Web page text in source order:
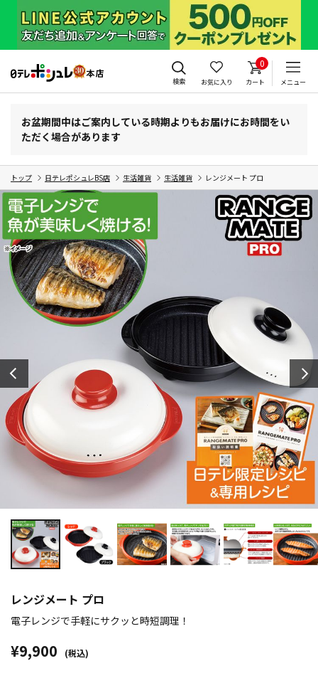
検索 お気に入り
0
カート メニュー
お盆期間中はご案内している時期よりもお届けにお時間をい
ただく場合があります
トップ 日テレポシュレBS店 生活雑貨 生活雑貨 レンジメート プロ
レンジメート プロ
電子レンジで手軽にサクッと時短調理！
¥9,900 (税込)